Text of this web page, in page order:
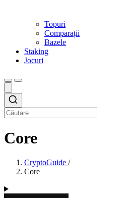
Topuri
Comparații
Bazele
Staking
Jocuri
Core
CryptoGuide /
Core